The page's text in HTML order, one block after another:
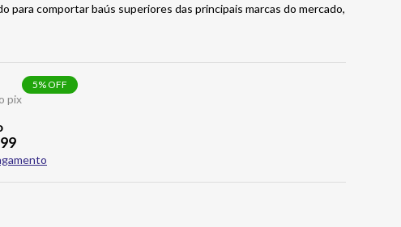
para comportar baús superiores das principais marcas do mercado,
pix
5% OFF
99